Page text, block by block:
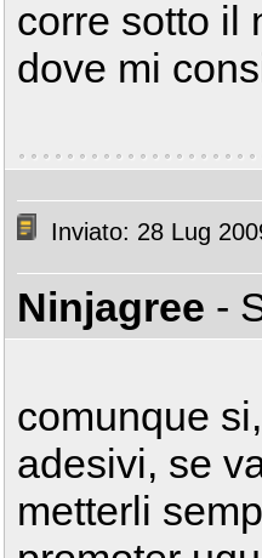
corre sotto il
dove mi
Inviato: 28 Lug
Ninjagree -
comunque
adesivi, se
metterli